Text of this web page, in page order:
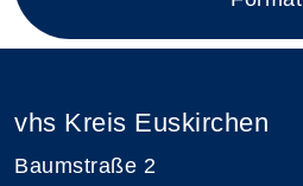
vhs Kreis Euskirchen
Baumstraße 2